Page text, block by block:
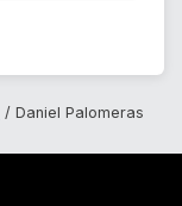
Daniel Palomeras